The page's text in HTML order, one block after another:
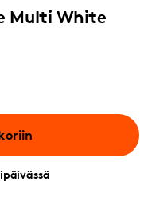
Multi White